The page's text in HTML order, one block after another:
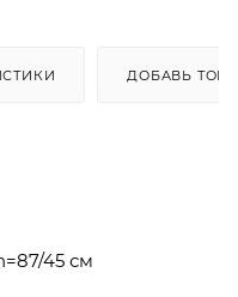
ДОБАВЬ
45 см